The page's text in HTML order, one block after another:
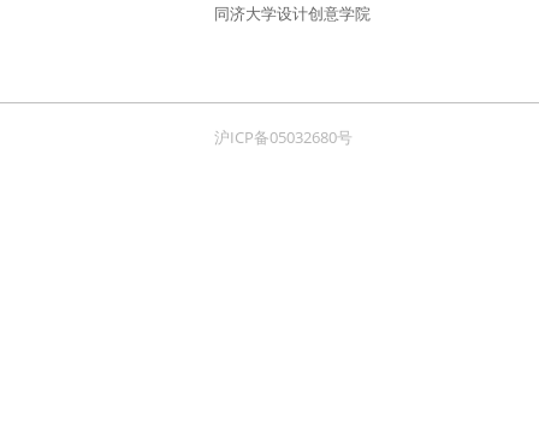
同济大学设计创意学院
沪ICP备05032680号